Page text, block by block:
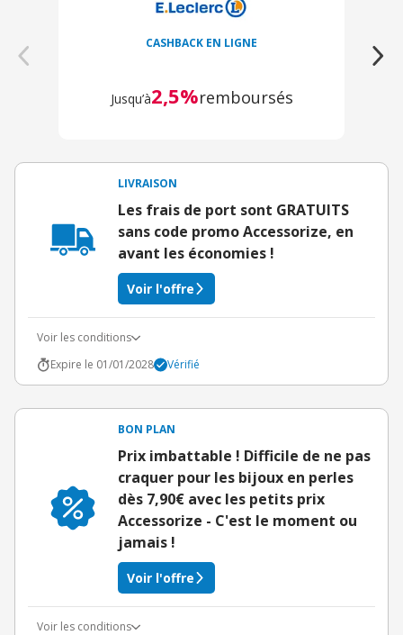
CASHBACK EN LIGNE
Jusqu’à2,5%remboursés
LIVRAISON
Les frais de port sont GRATUITS
sans code promo Accessorize, en
avant les économies !
Voir l'offre
Voir les conditions
Expire le 01/01/2028
Vérifié
BON PLAN
Prix imbattable ! Difficile de ne pas
craquer pour les bijoux en perles
dès 7,90€ avec les petits prix
Accessorize - C'est le moment ou
jamais !
Voir l'offre
Voir les conditions